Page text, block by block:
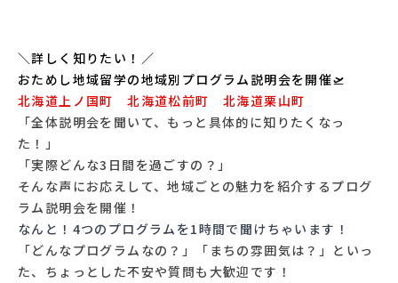
＼詳しく知りたい！／
おためし地域留学の地域別プログラム説明会を開催🛫
北海道上ノ国町 北海道松前町 北海道栗山町
「全体説明会を聞いて、もっと具体的に知りたくなっ
た！」
「実際どんな3日間を過ごすの？」
そんな声にお応えして、地域ごとの魅力を紹介するプログ
ラム説明会を開催！
なんと！4つのプログラムを1時間で聞けちゃいます！
「どんなプログラムなの？」「まちの雰囲気は？」といっ
た、ちょっとした不安や質問も大歓迎です！